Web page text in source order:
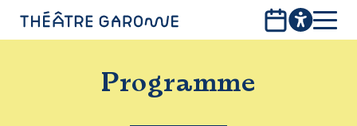
PROGRAMME
INFOS PRATIQUES
Programme